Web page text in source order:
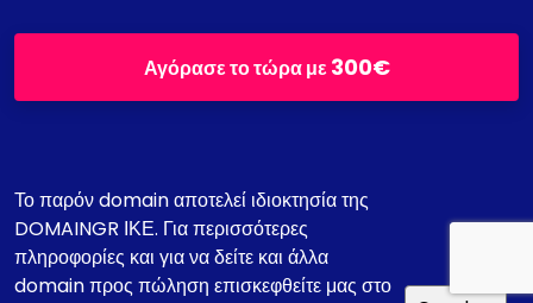
Αγόρασε το τώρα με300€
Το παρόν domain αποτελεί ιδιοκτησία της
DOMAINGR ΙΚΕ. Για περισσότερες
πληροφορίες και για να δείτε και άλλα
domain προς πώληση επισκεφθείτε μας στο